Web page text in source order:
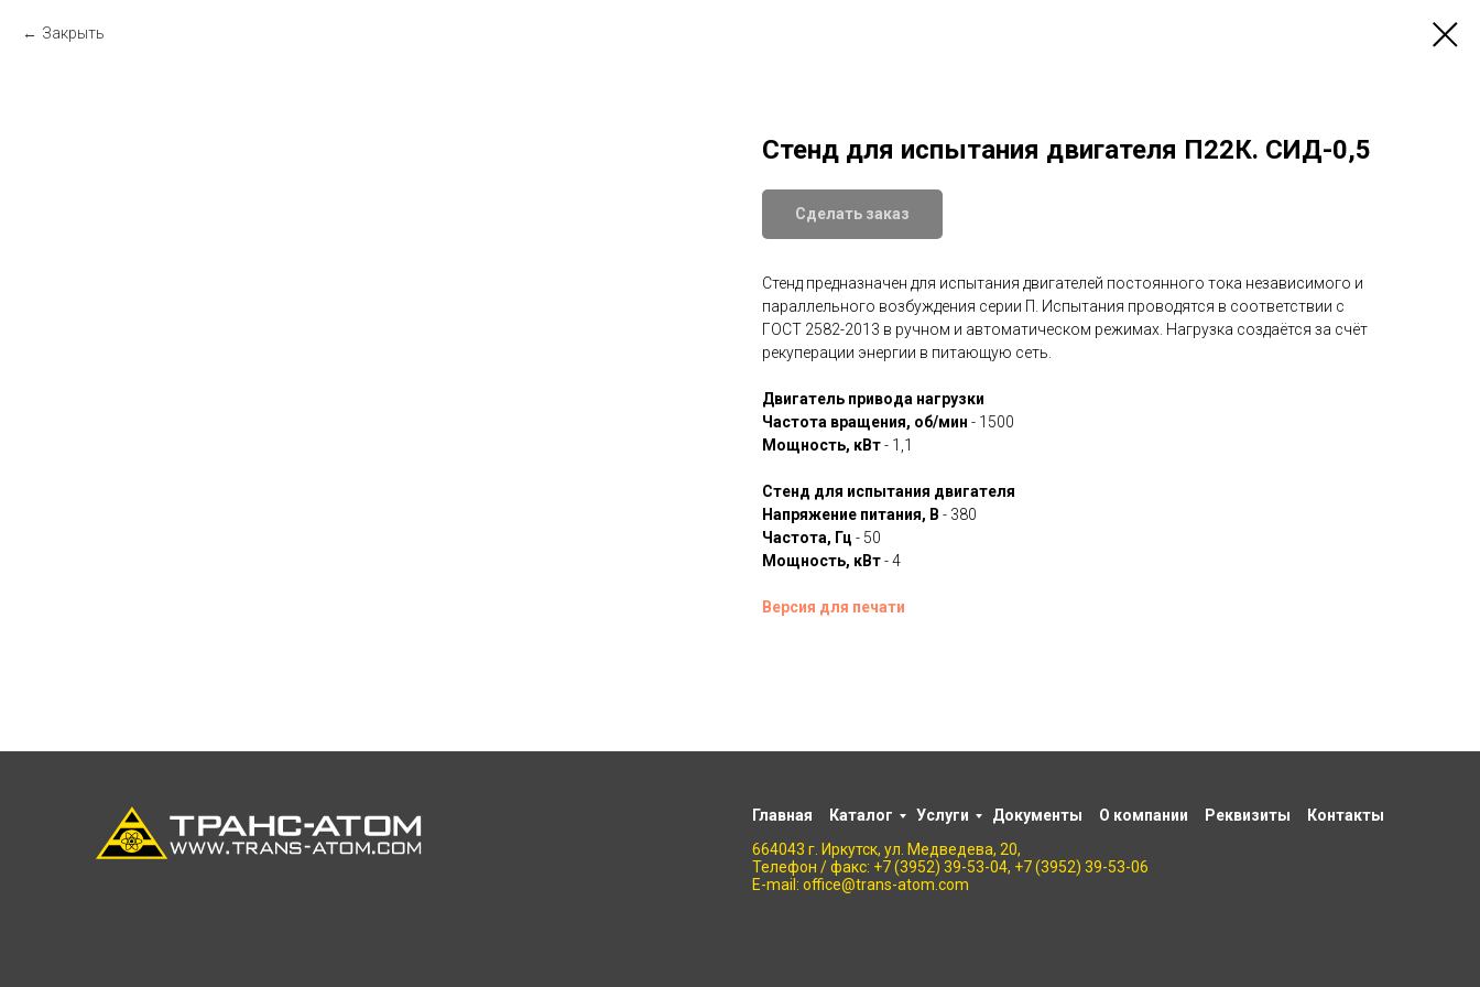
Закрыть
Стенд для испытания двигателя П22К. СИД-0,5
Сделать заказ
Стенд предназначен для испытания двигателей постоянного тока независимого и
параллельного возбуждения серии П. Испытания проводятся в соответствии с
ГОСТ 2582-2013 в ручном и автоматическом режимах. Нагрузка создаётся за счёт
рекуперации энергии в питающую сеть.
Двигатель привода нагрузки
Частота вращения, об/мин - 1500
Мощность, кВт- 1,1
Стенд для испытания двигателя
Напряжение питания, В - 380
Частота, Гц - 50
Мощность, кВт- 4
Версия для печати
Главная Каталог Услуги Документы О компании Реквизиты
Контакты
664043 г. Иркутск, ул. Медведева, 20,
Телефон / факс: +7 (3952) 39-53-04, +7 (3952) 39-53-06
E-mail: office@trans-atom.com